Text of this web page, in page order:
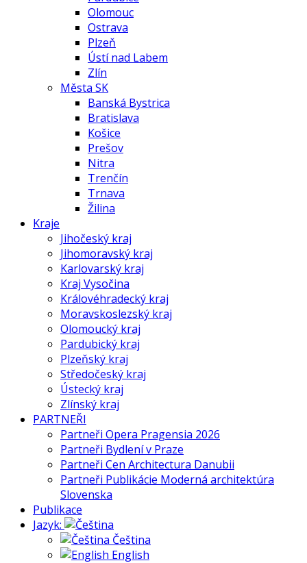
Olomouc
Ostrava
Plzeň
Ústí nad Labem
Zlín
Města SK
Banská Bystrica
Bratislava
Košice
Prešov
Nitra
Trenčín
Trnava
Žilina
Kraje
Jihočeský kraj
Jihomoravský kraj
Karlovarský kraj
Kraj Vysočina
Královéhradecký kraj
Moravskoslezský kraj
Olomoucký kraj
Pardubický kraj
Plzeňský kraj
Středočeský kraj
Ústecký kraj
Zlínský kraj
PARTNEŘI
Partneři Opera Pragensia 2026
Partneři Bydlení v Praze
Partneři Cen Architectura Danubii
Partneři Publikácie Moderná architektúra
Slovenska
Publikace
Jazyk:
Čeština
English